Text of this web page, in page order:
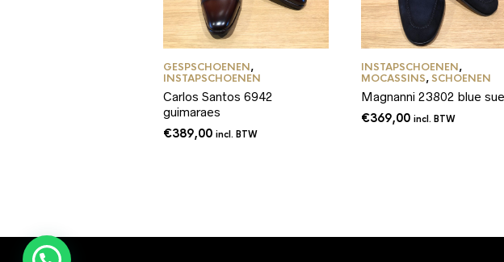
GESPSCHOENEN,
INSTAPSCHOENEN
Carlos Santos 6942
guimaraes
€389,00 incl. BTW
INSTAPSCHOENEN,
MOCASSINS, SCHOENEN
Magnanni 23802 blue
€369,00 incl. BTW